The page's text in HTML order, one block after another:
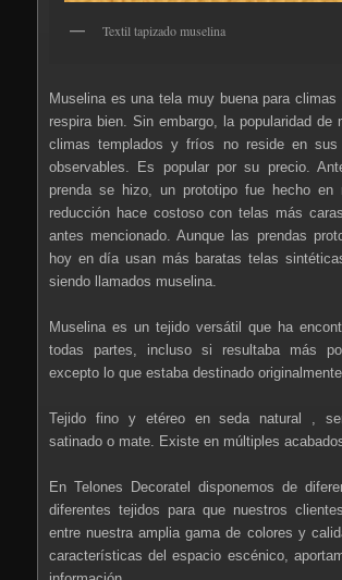
Textil tapizado muselina
Muselina es una tela muy buena para
respira bien. Sin embargo, la popularidad de
climas templados y fríos no reside en sus
observables. Es popular por su precio.
prenda se hizo, un prototipo fue hecho en
reducción hace costoso con telas más
antes mencionado. Aunque las prendas
hoy en día usan más baratas telas
siendo llamados muselina.
Muselina es un tejido versátil que ha
todas partes, incluso si resultaba más
excepto lo que estaba destinado
Tejido fino y etéreo en seda natural ,
satinado o mate. Existe en múltiples
En Telones Decoratel disponemos de
diferentes tejidos para que nuestros
entre nuestra amplia gama de colores y
características del espacio escénico,